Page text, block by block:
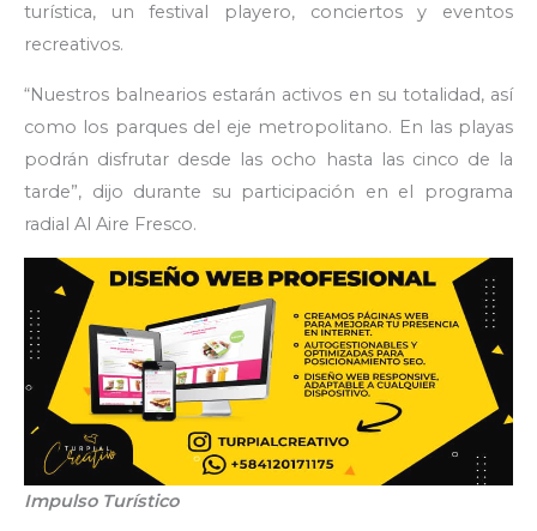
turística, un festival playero, conciertos y eventos
recreativos.
“Nuestros balnearios estarán activos en su totalidad, así
como los parques del eje metropolitano. En las playas
podrán disfrutar desde las ocho hasta las cinco de la
tarde”, dijo durante su participación en el programa
radial Al Aire Fresco.
Impulso Turístico